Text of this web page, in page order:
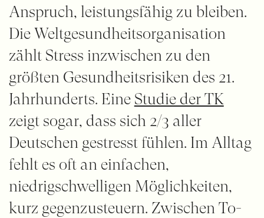
Anspruch, leistungsfähig zu bleiben.
Die Weltgesundheitsorganisation
zählt Stress inzwischen zu den
größten Gesundheitsrisiken des 21.
Jahrhunderts. Eine Studie der TK
zeigt sogar, dass sich 2/3 aller
Deutschen gestresst fühlen. Im Alltag
fehlt es oft an einfachen,
niedrigschwelligen Möglichkeiten,
kurz gegenzusteuern. Zwischen To-